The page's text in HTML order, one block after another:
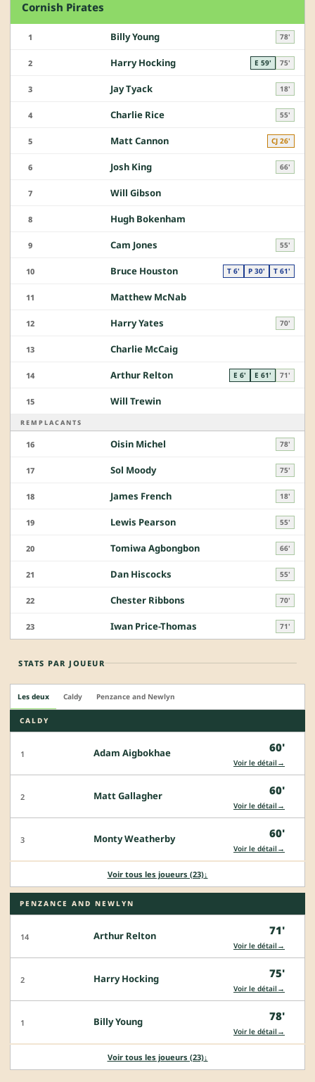
Cornish Pirates
1 Billy Young 78'
2 Harry Hocking E 59' 75'
3 Jay Tyack 18'
4 Charlie Rice 55'
5 Matt Cannon CJ 26'
6 Josh King 66'
7 Will Gibson
8 Hugh Bokenham
9 Cam Jones 55'
10 Bruce Houston T 6' P 30' T 61'
11 Matthew McNab
12 Harry Yates 70'
13 Charlie McCaig
14 Arthur Relton E 6' E 61' 71'
15 Will Trewin
REMPLACANTS
16 Oisin Michel 78'
17 Sol Moody 75'
18 James French 18'
19 Lewis Pearson 55'
20 Tomiwa Agbongbon 66'
21 Dan Hiscocks 55'
22 Chester Ribbons 70'
23 Iwan Price-Thomas 71'
STATS PAR JOUEUR
Les deux Caldy Penzance and Newlyn
CALDY
1 Adam Aigbokhae 60'
Voir le détail →
2 Matt Gallagher 60'
Voir le détail →
3 Monty Weatherby 60'
Voir le détail →
Voir tous les joueurs (23)↓
PENZANCE AND NEWLYN
14 Arthur Relton 71'
Voir le détail →
2 Harry Hocking 75'
Voir le détail →
1 Billy Young 78'
Voir le détail →
Voir tous les joueurs (23)↓